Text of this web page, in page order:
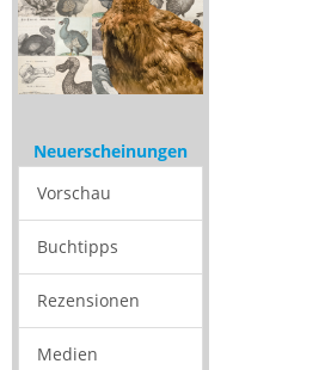
Neuerscheinungen
Vorschau
Buchtipps
Rezensionen
Medien